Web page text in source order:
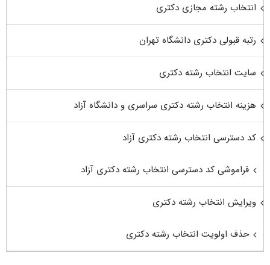
انتخاب رشته مجازی دکتری
رتبه قبولی دکتری دانشگاه تهران
سایت انتخاب رشته دکتری
هزینه انتخاب رشته دکتری سراسری و دانشگاه آزاد
کد دسترسی انتخاب رشته دکتری آزاد
فراموشی کد دسترسی انتخاب رشته دکتری آزاد
ویرایش انتخاب رشته دکتری
حذف اولویت انتخاب رشته دکتری